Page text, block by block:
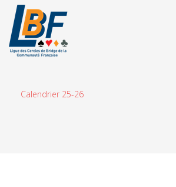
Calendrier 25-26